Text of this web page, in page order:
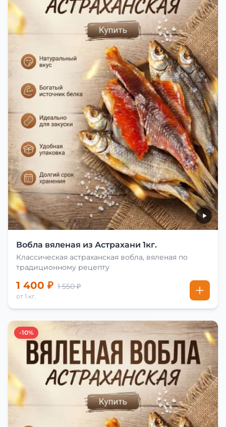
Вобла вяленая из Астрахани 1кг.
Классическая астраханская вобла, вяленая по
традиционному рецепту
1 400 ₽ 1 550 ₽
от 1 кг.
-10%